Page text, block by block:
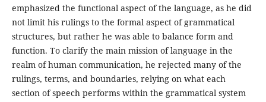
emphasized the functional aspect of the language, as he did
not limit his rulings to the formal aspect of grammatical
structures, but rather he was able to balance form and
function. To clarify the main mission of language in the
realm of human communication, he rejected many of the
rulings, terms, and boundaries, relying on what each
section of speech performs within the grammatical system